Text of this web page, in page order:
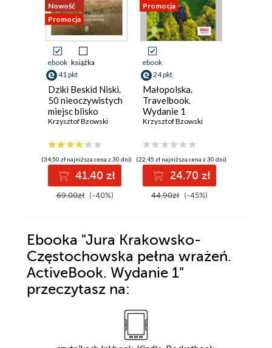
Nowość
Promocja
ebook książka
41 pkt
Dziki Beskid Niski.
50 nieoczywistych
miejsc blisko
natury
Krzysztof Bzowski
(34,50 zł najniższa cena z 30 dni)
41.40 zł
69.00zł (-40%)
Promocja
ebook
24 pkt
Małopolska.
Travelbook.
Wydanie 1
Krzysztof Bzowski
(22,45 zł najniższa cena z 30 dni)
24.70 zł
44.90zł (-45%)
Ebooka "Jura Krakowsko-
Częstochowska pełna wrażeń.
ActiveBook. Wydanie 1"
przeczytasz na: